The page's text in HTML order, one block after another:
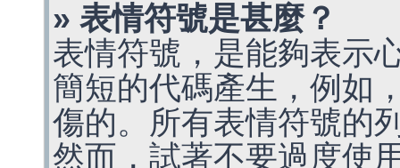
» 表情符號是甚麼？
表情符號，是能夠表示
簡短的代碼產生，例如
傷的。所有表情符號的
然而，試著不要過度使